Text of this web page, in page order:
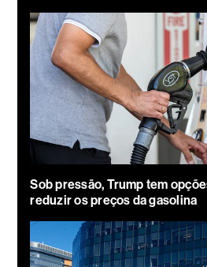
Sob pressão, Trump tem
reduzir os preços da gasolina